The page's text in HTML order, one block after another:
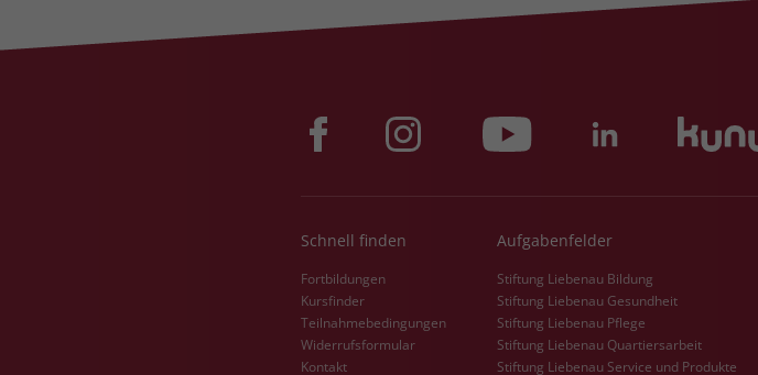
Schnell finden
Fortbildungen
Kursfinder
Teilnahmebedingungen
Widerrufsformular
Kontakt
Aufgabenfelder
Stiftung Liebenau Bildung
Stiftung Liebenau Gesundheit
Stiftung Liebenau Pflege
Stiftung Liebenau Quartiersarbeit
Stiftung Liebenau Service und Produkte